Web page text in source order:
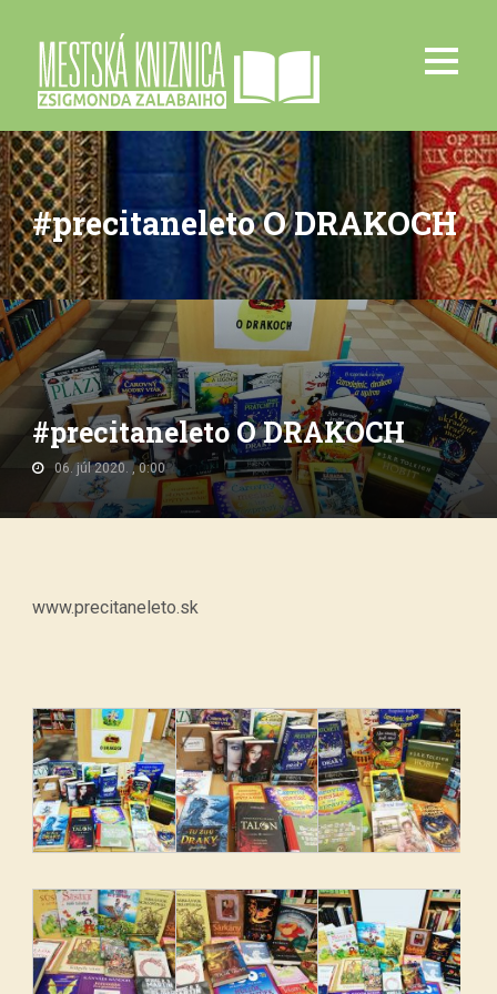
#precitaneleto O DRAKOCH
#precitaneleto O DRAKOCH
06. júl 2020. , 0:00
www.precitaneleto.sk